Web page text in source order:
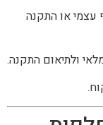
עצמי או התקנה